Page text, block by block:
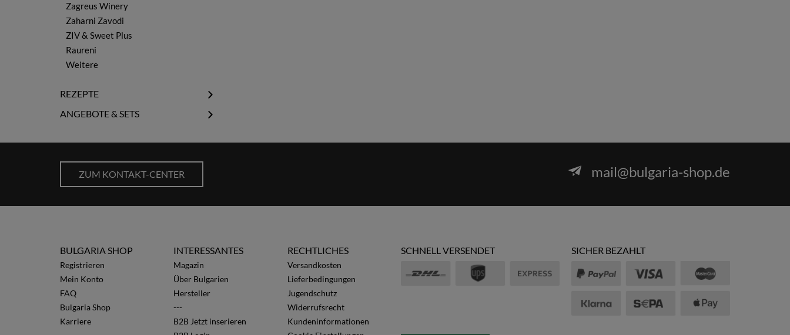
Zagreus Winery
Zaharni Zavodi
ZIV & Sweet Plus
Raureni
Weitere
REZEPTE
Schopska-Salat
Schäfersalat Ovcharska
Erdbeer Limetten Joghurt
ANGEBOTE & SETS
Gourmet Specials
Gourmet Probiersets
ZUM KONTAKT-CENTER mail@bulgaria-shop.de
BULGARIA SHOP
Registrieren
Mein Konto
FAQ
Bulgaria Shop
Karriere
INTERESSANTES
Magazin
Über Bulgarien
Hersteller
---
B2B Jetzt inserieren
RECHTLICHES
Versandkosten
Lieferbedingungen
Jugendschutz
Widerrufsrecht
Kundeninformationen
SCHNELL VERSENDET SICHER BEZAHLT